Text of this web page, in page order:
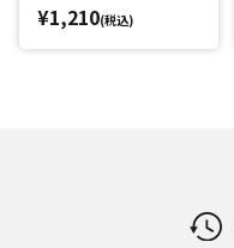
¥1,210(税込)